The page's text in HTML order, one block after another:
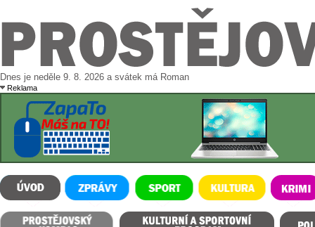
Dnes je neděle 9. 8. 2026 a svátek má Roman
Reklama